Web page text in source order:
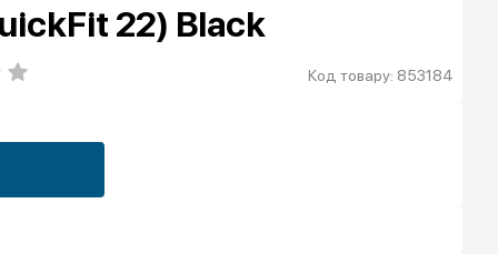
22) Black
Код товару: 853184